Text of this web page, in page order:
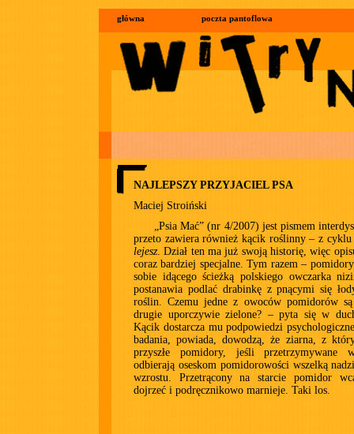
główna poczta pantoflowa
NAJLEPSZY PRZYJACIEL PSA
Maciej Stroiński
„Psia Mać” (nr 4/2007) jest pismem
przeto zawiera również kącik roślinny – z
lejesz. Dział ten ma już swoją historię, więc
coraz bardziej specjalne. Tym razem –
sobie idącego ścieżką polskiego owczarka
postanawia podlać drabinkę z pnącymi się
roślin. Czemu jedne z owoców pomidorów
drugie uporczywie zielone? – pyta się w
Kącik dostarcza mu podpowiedzi
badania, powiada, dowodzą, że ziarna, z
przyszłe pomidory, jeśli przetrzymywane
odbierają oseskom pomidorowości wszelką
wzrostu. Przetrącony na starcie pomidor
dojrzeć i podręcznikowo marnieje. Taki los.